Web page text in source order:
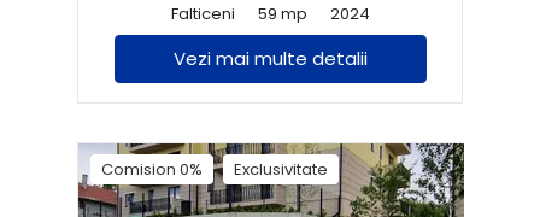
Falticeni
59 mp 2024
Vezi mai multe detalii
Comision 0% Exclusivitate